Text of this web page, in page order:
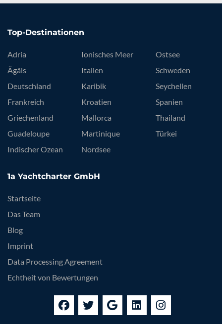
Top-Destinationen
Adria
Ägäis
Deutschland
Frankreich
Griechenland
Guadeloupe
Indischer Ozean
Ionisches Meer
Italien
Karibik
Kroatien
Mallorca
Martinique
Nordsee
Ostsee
Schweden
Seychellen
Spanien
Thailand
Türkei
1a Yachtcharter GmbH
Startseite
Das Team
Blog
Imprint
Data Processing Agreement
Echtheit von Bewertungen